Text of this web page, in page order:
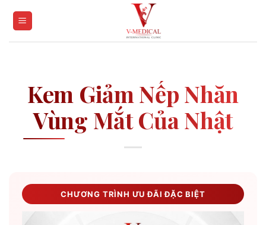
Kem Giảm Nếp Nhăn
Vùng Mắt Của Nhật
CHƯƠNG TRÌNH ƯU ĐÃI ĐẶC BIỆT